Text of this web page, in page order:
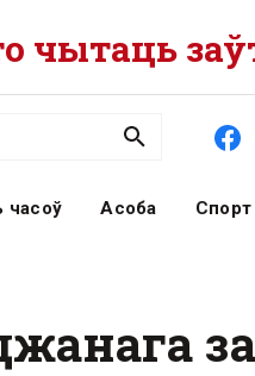
чытаць
часоў Асоба Спорт